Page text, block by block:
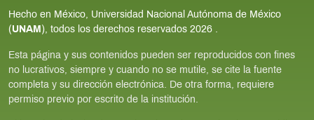
Hecho en México, Universidad Nacional Autónoma de México
( UNAM ), todos los derechos reservados 2026
Esta página y sus contenidos pueden ser reproducidos con fines
no lucrativos, siempre y cuando no se mutile, se cite la fuente
completa y su dirección electrónica. De otra forma, requiere
permiso previo por escrito de la institución.